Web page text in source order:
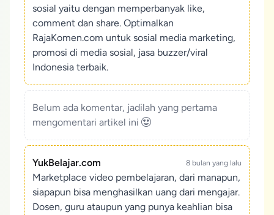
sosial yaitu dengan memperbanyak like,
comment dan share. Optimalkan
RajaKomen.com untuk sosial media marketing,
promosi di media sosial, jasa buzzer/viral
Indonesia terbaik.
Belum ada komentar, jadilah yang pertama
mengomentari artikel ini
YukBelajar.com 8 bulan yang lalu
Marketplace video pembelajaran, dari manapun,
siapapun bisa menghasilkan uang dari mengajar.
Dosen, guru ataupun yang punya keahlian bisa